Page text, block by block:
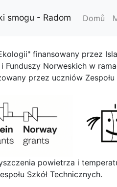
smogu - Radom Domů
finansowany przez
i Funduszy Norweskich w
przez uczniów Zespołu
powietrza i
Szkół Technicznych.